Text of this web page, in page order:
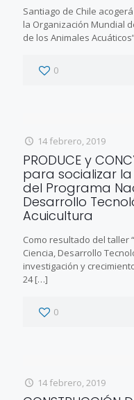
Santiago de Chile
la Organización Mundial
de los Animales
0
14 febrero, 2019
PRODUCE y
para socializar la
del Programa
Desarrollo
Acuicultura
Como resultado del taller
Ciencia, Desarrollo
investigación y
24[…]
0
14 febrero, 2019